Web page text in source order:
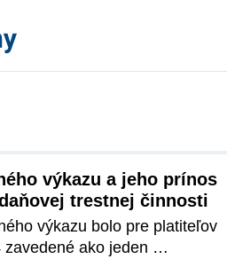
výkazu a jeho prínos
trestnej činnosti
výkazu bolo pre platiteľov
ako jeden